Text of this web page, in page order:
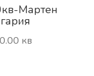
Мартен
кв